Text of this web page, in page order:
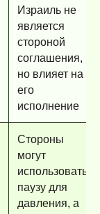
Израиль не
является
стороной
соглашения,
но влияет на
его
исполнение
Стороны
могут
использовать
паузу для
давления, а